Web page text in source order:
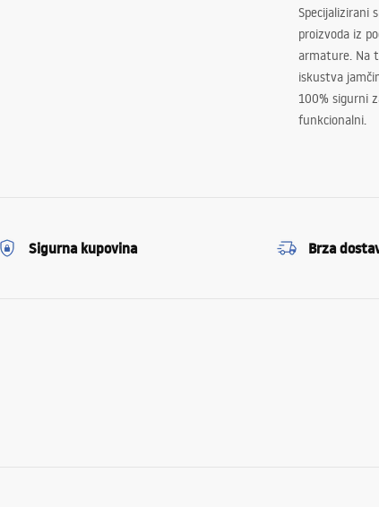
Specijalizirani
proizvoda iz
armature. Na
iskustva
100% sigurni
funkcionalni.
Sigurna kupovina Brza